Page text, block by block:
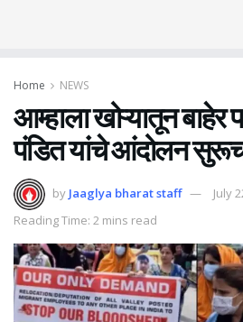
Home NEWS
आम्हाला खोऱ्यातून बाहेर
पंडित यांचे आंदोलन
by Jaaglya bharat staff
July
Reading Time: 2 mins read